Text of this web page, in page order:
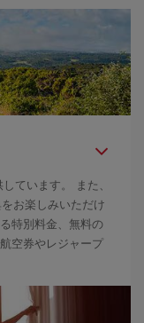
ています。 また、
お楽しみいただけ
特別料金、無料の
空券やレジャープ